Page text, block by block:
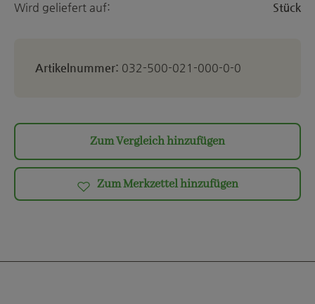
Wird geliefert auf: Stück
Artikelnummer: 032-500-021-000-0-0
Zum Vergleich hinzufügen
Zum Merkzettel hinzufügen